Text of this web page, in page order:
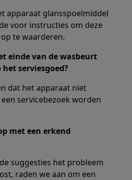
apparaat glansspoelmiddel
voor instructies om deze
op te waarderen.
einde van de wasbeurt
serviesgoed?
dat het apparaat niet
servicebezoek worden
met een erkend
suggesties het probleem
raden we aan om een